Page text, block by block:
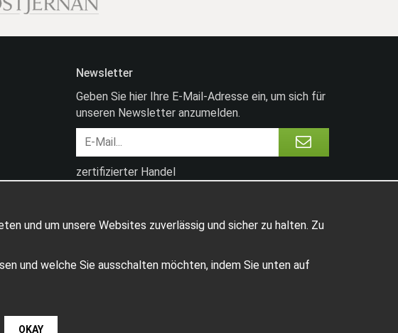
Newsletter
Geben Sie hier Ihre E-Mail-Adresse ein, um sich für
unseren Newsletter anzumelden.
zertifizierter Handel
und um unsere Websites zuverlässig und sicher zu halten. Zu
und welche Sie ausschalten möchten, indem Sie unten auf
OKAY